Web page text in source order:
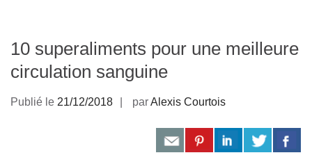
10 superaliments pour une meilleure
circulation sanguine
Publié le 21/12/2018 parAlexis Courtois